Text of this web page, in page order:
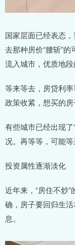
国家层面已经表态
去那种房价“腰斩”
流入城市，优质地段
等来等去，房贷利
政策收紧，想买的房
有些城市已经出现
况。再等等，可能等
投资属性逐渐淡化
近年来，“房住不炒
确，房子要回归生
息。